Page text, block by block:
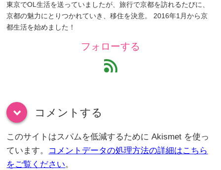
東京でOL生活を送っていましたが、旅行で京都を訪れるたびに、
京都の魅力にとりつかれていき、移住を決意。 2016年1月から京
都生活を始めました！
フォローする
feed
down コメントする
このサイトはスパムを低減するために Akismet を使っ
ています。 コメントデータの処理方法の詳細はこちら
をご覧ください。